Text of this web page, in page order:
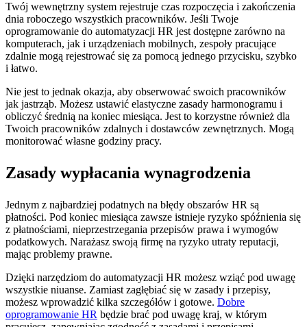
Twój wewnętrzny system rejestruje czas rozpoczęcia i zakończenia
dnia roboczego wszystkich pracowników. Jeśli Twoje
oprogramowanie do automatyzacji HR jest dostępne zarówno na
komputerach, jak i urządzeniach mobilnych, zespoły pracujące
zdalnie mogą rejestrować się za pomocą jednego przycisku, szybko
i łatwo.
Nie jest to jednak okazja, aby obserwować swoich pracowników
jak jastrząb. Możesz ustawić elastyczne zasady harmonogramu i
obliczyć średnią na koniec miesiąca. Jest to korzystne również dla
Twoich pracowników zdalnych i dostawców zewnętrznych. Mogą
monitorować własne godziny pracy.
Zasady wypłacania wynagrodzenia
Jednym z najbardziej podatnych na błędy obszarów HR są
płatności. Pod koniec miesiąca zawsze istnieje ryzyko spóźnienia się
z płatnościami, nieprzestrzegania przepisów prawa i wymogów
podatkowych. Narażasz swoją firmę na ryzyko utraty reputacji,
mając problemy prawne.
Dzięki narzędziom do automatyzacji HR możesz wziąć pod uwagę
wszystkie niuanse. Zamiast zagłębiać się w zasady i przepisy,
możesz wprowadzić kilka szczegółów i gotowe. Dobre
oprogramowanie HR będzie brać pod uwagę kraj, w którym